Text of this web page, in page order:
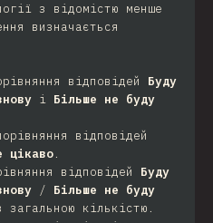
з відомістю менше
визначається
відповідей Буду
і Більше не буду
відповідей
цікаво.
відповідей Буду
/ Більше не буду
загальною кількістю.